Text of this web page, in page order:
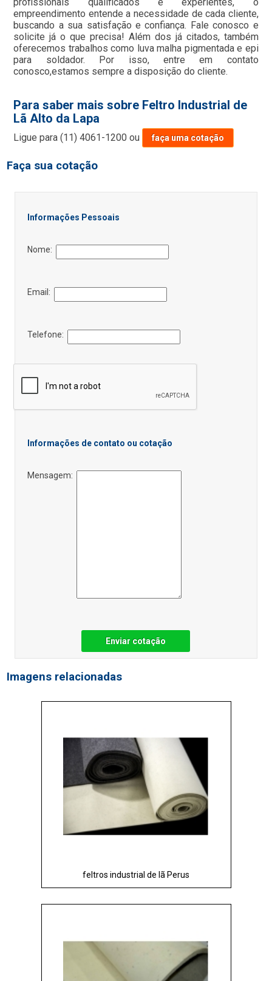
empreendimento entende a necessidade de cada cliente,
buscando a sua satisfação e confiança. Fale conosco e
solicite já o que precisa! Além dos já citados, também
oferecemos trabalhos como luva malha pigmentada e epi
para soldador. Por isso, entre em contato
conosco,estamos sempre a disposição do cliente.
Para saber mais sobre Feltro Industrial de
Lã Alto da Lapa
Ligue para(11) 4061-1200 ou faça uma cotação
Faça sua cotação
Informações Pessoais
Nome:
Email:
Telefone:
Informações de contato ou cotação
Mensagem:
Enviar cotação
Imagens relacionadas
feltros industrial de lã Perus